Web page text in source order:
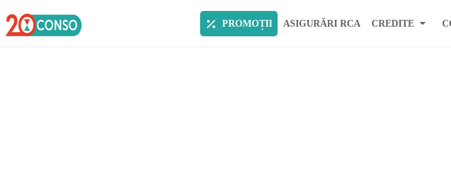
PROMOȚII ASIGURĂRI RCA CREDITE